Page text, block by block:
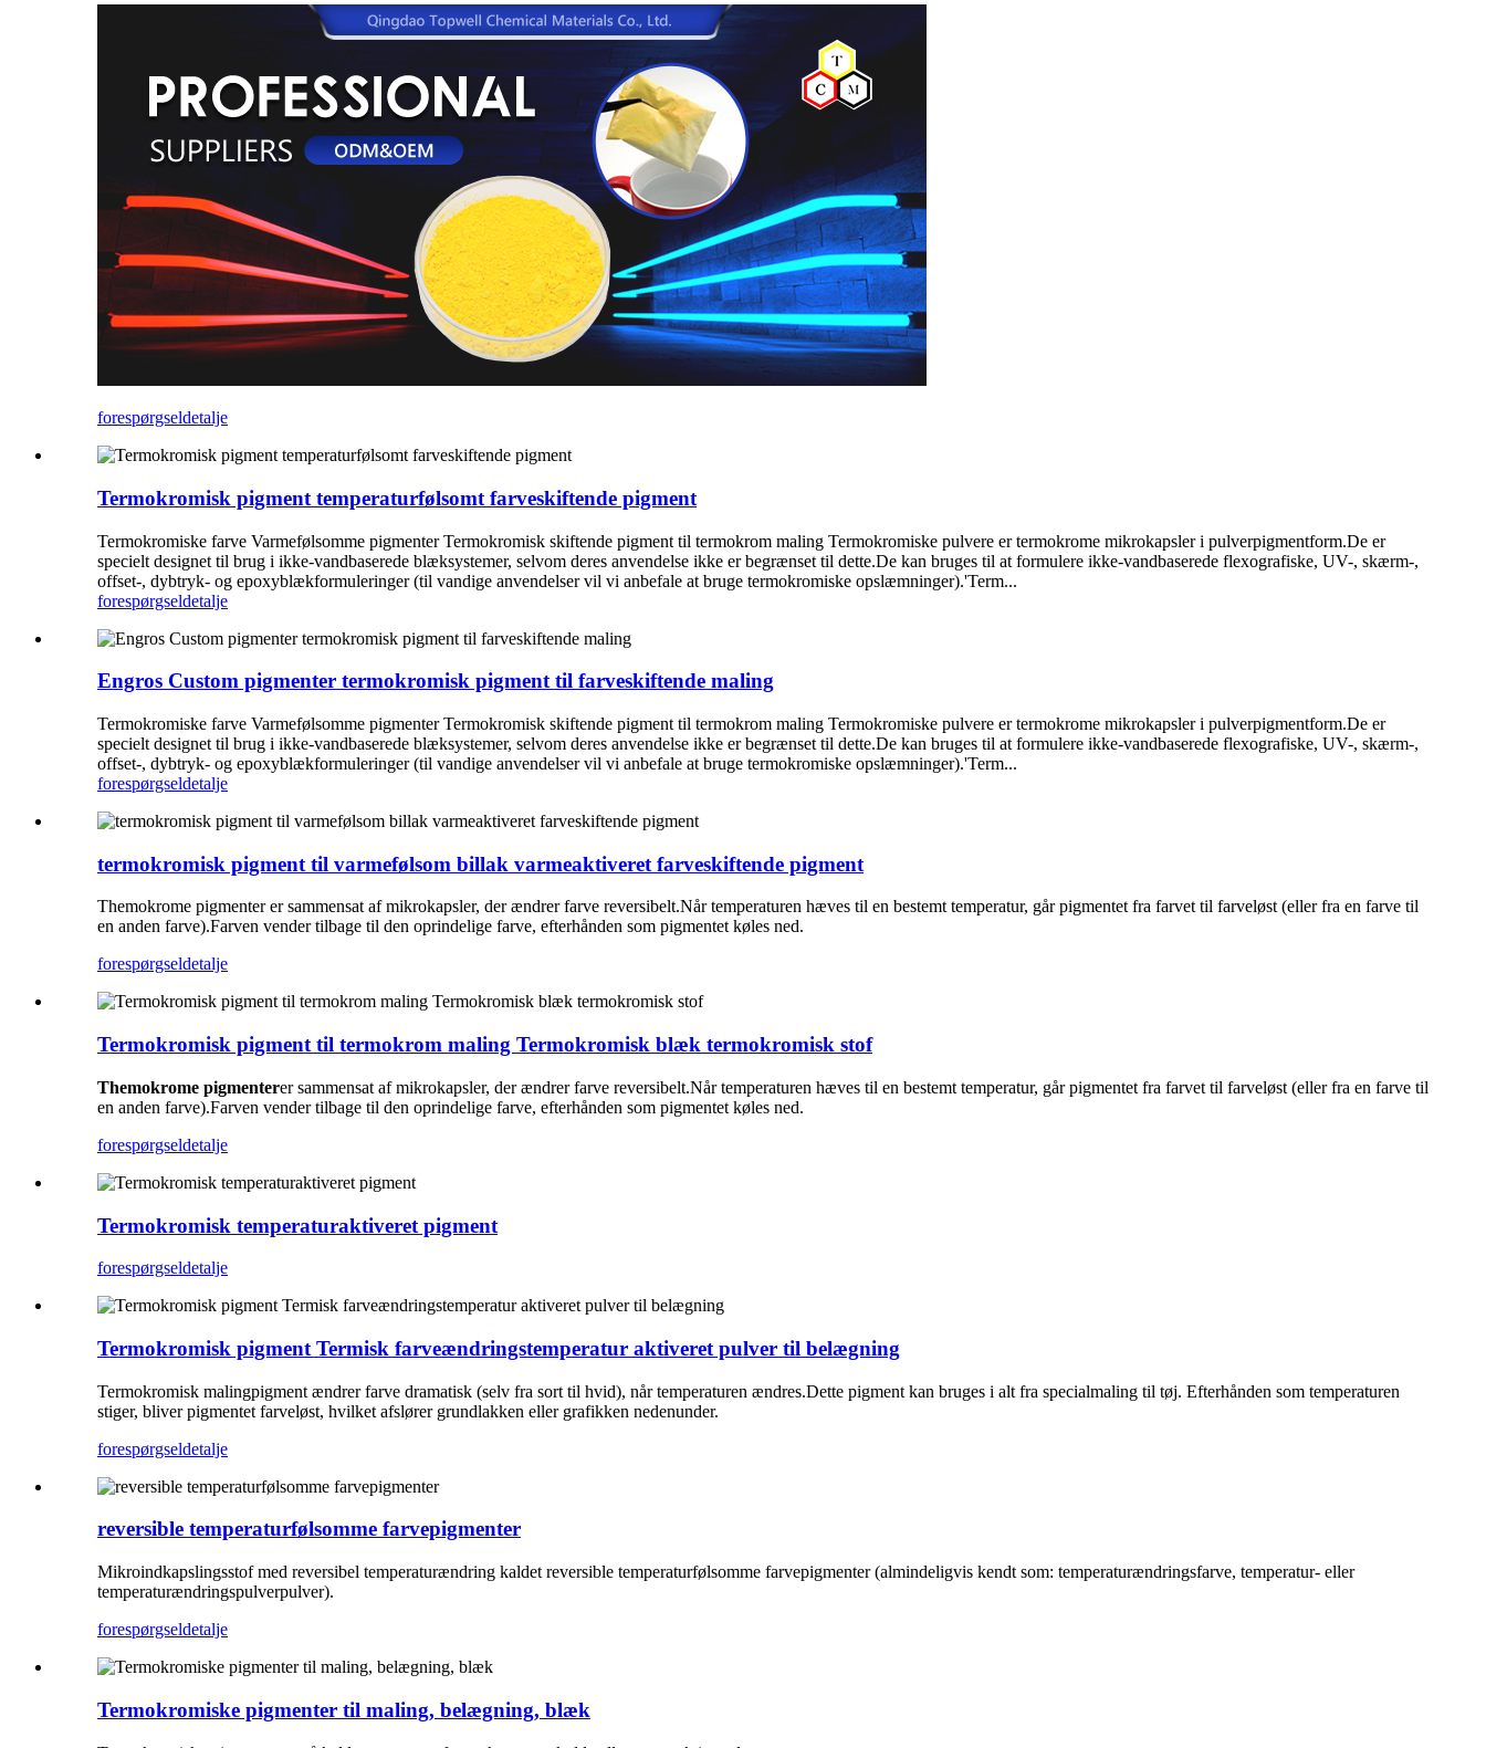
forespørgseldetalje
Termokromisk pigment temperaturfølsomt farveskiftende pigment
Termokromiske farve Varmefølsomme pigmenter Termokromisk skiftende pigment til termokrom maling Termokromiske pulvere er termokrome mikrokapsler i pulverpigmentform.De er
specielt designet til brug i ikke-vandbaserede blæksystemer, selvom deres anvendelse ikke er begrænset til dette.De kan bruges til at formulere ikke-vandbaserede flexografiske, UV-, skærm-,
offset-, dybtryk- og epoxyblækformuleringer (til vandige anvendelser vil vi anbefale at bruge termokromiske opslæmninger).'Term...
forespørgseldetalje
Engros Custom pigmenter termokromisk pigment til farveskiftende maling
Termokromiske farve Varmefølsomme pigmenter Termokromisk skiftende pigment til termokrom maling Termokromiske pulvere er termokrome mikrokapsler i pulverpigmentform.De er
specielt designet til brug i ikke-vandbaserede blæksystemer, selvom deres anvendelse ikke er begrænset til dette.De kan bruges til at formulere ikke-vandbaserede flexografiske, UV-, skærm-,
offset-, dybtryk- og epoxyblækformuleringer (til vandige anvendelser vil vi anbefale at bruge termokromiske opslæmninger).'Term...
forespørgseldetalje
termokromisk pigment til varmefølsom billak varmeaktiveret farveskiftende pigment
Themokrome pigmenter er sammensat af mikrokapsler, der ændrer farve reversibelt.Når temperaturen hæves til en bestemt temperatur, går pigmentet fra farvet til farveløst (eller fra en farve til
en anden farve).Farven vender tilbage til den oprindelige farve, efterhånden som pigmentet køles ned.
forespørgseldetalje
Termokromisk pigment til termokrom maling Termokromisk blæk termokromisk stof
Themokrome pigmenterer sammensat af mikrokapsler, der ændrer farve reversibelt.Når temperaturen hæves til en bestemt temperatur, går pigmentet fra farvet til farveløst (eller fra en farve til
en anden farve).Farven vender tilbage til den oprindelige farve, efterhånden som pigmentet køles ned.
forespørgseldetalje
Termokromisk temperaturaktiveret pigment
forespørgseldetalje
Termokromisk pigment Termisk farveændringstemperatur aktiveret pulver til belægning
Termokromisk malingpigment ændrer farve dramatisk (selv fra sort til hvid), når temperaturen ændres.Dette pigment kan bruges i alt fra specialmaling til tøj. Efterhånden som temperaturen
stiger, bliver pigmentet farveløst, hvilket afslører grundlakken eller grafikken nedenunder.
forespørgseldetalje
reversible temperaturfølsomme farvepigmenter
Mikroindkapslingsstof med reversibel temperaturændring kaldet reversible temperaturfølsomme farvepigmenter (almindeligvis kendt som: temperaturændringsfarve, temperatur- eller
temperaturændringspulverpulver).
forespørgseldetalje
Termokromiske pigmenter til maling, belægning, blæk